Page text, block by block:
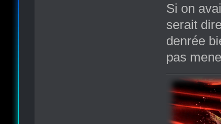
Si on
serait
denrée
pas